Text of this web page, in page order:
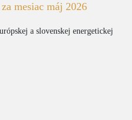
mesiac máj 2026
a slovenskej energetickej